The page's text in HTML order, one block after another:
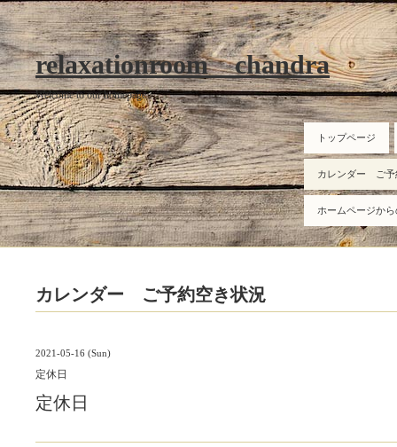
relaxationroom chandra
Welcome to our homepage
トップページ
カレンダー ご予
ホームページか
カレンダー ご予約空き状況
2021-05-16 (Sun)
定休日
定休日